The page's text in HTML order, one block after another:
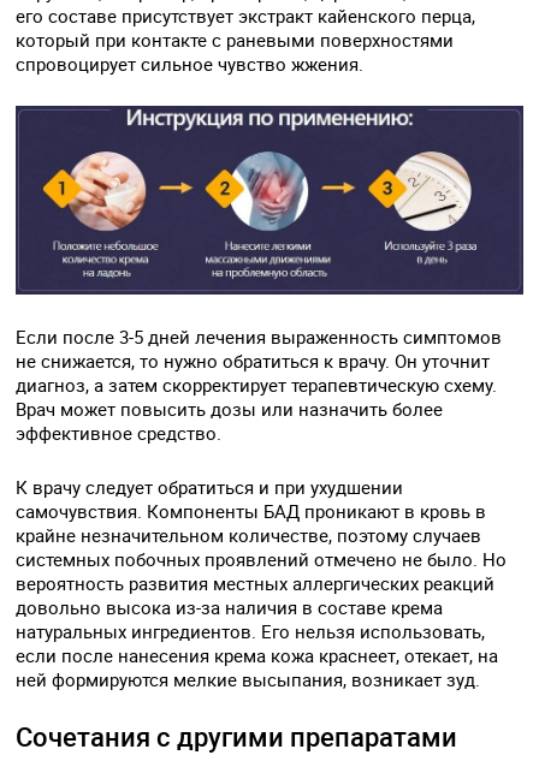
его составе присутствует экстракт кайенского перца,
который при контакте с раневыми поверхностями
спровоцирует сильное чувство жжения.
Если после 3-5 дней лечения выраженность симптомов
не снижается, то нужно обратиться к врачу. Он уточнит
диагноз, а затем скорректирует терапевтическую схему.
Врач может повысить дозы или назначить более
эффективное средство.
К врачу следует обратиться и при ухудшении
самочувствия. Компоненты БАД проникают в кровь в
крайне незначительном количестве, поэтому случаев
системных побочных проявлений отмечено не было. Но
вероятность развития местных аллергических реакций
довольно высока из-за наличия в составе крема
натуральных ингредиентов. Его нельзя использовать,
если после нанесения крема кожа краснеет, отекает, на
ней формируются мелкие высыпания, возникает зуд.
Сочетания с другими препаратами